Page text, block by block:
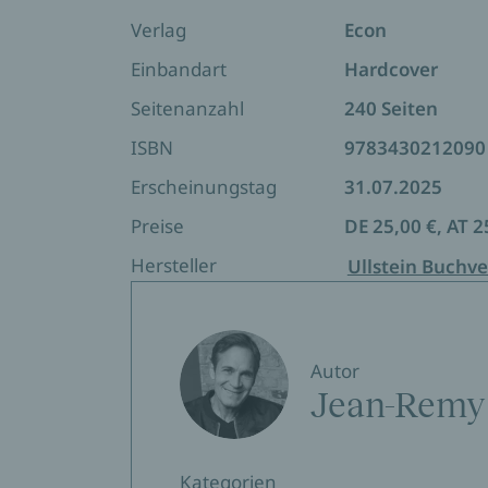
entscheidenden Unterschied bedeuten
am Ende.
Was für ein genialer Wurf ! So klug, so
Verlag
Econ
Einbandart
Hardcover
Seitenanzahl
240 Seiten
ISBN
9783430212090
Erscheinungstag
31.07.2025
Preise
DE 25,00 €, AT
Hersteller
Ullstein
Autor
Jean-
Kategorien